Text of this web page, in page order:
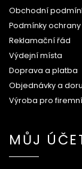
Obchodní
Podmínky
Reklamační řád
Výdejní místa
Doprava a platba
Objednávky a
Výroba pro
MŮJ